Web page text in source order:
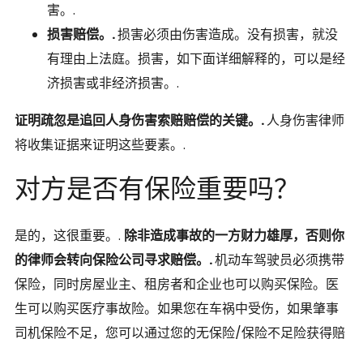
害。.
损害赔偿。.损害必须由伤害造成。没有损害，就没
有理由上法庭。损害，如下面详细解释的，可以是经
济损害或非经济损害。.
证明疏忽是追回人身伤害索赔赔偿的关键。.人身伤害律师
将收集证据来证明这些要素。.
对方是否有保险重要吗？
是的，这很重要。. 除非造成事故的一方财力雄厚，否则你
的律师会转向保险公司寻求赔偿。.机动车驾驶员必须携带
保险，同时房屋业主、租房者和企业也可以购买保险。医
生可以购买医疗事故险。如果您在车祸中受伤，如果肇事
司机保险不足，您可以通过您的无保险/保险不足险获得赔